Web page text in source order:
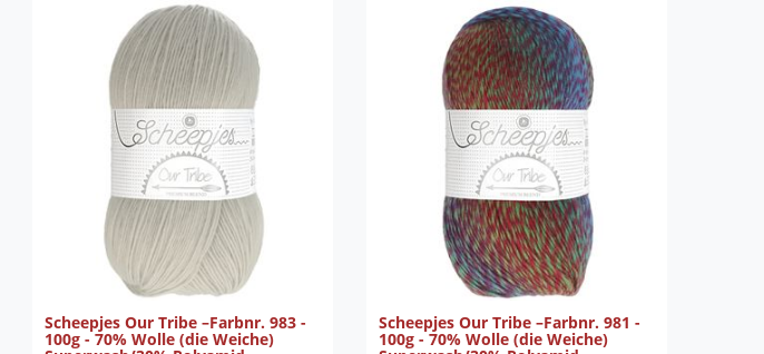
Scheepjes Our Tribe –Farbnr. 983 -
100g - 70% Wolle (die Weiche)
Scheepjes Our Tribe –Farbnr. 981 -
100g - 70% Wolle (die Weiche)